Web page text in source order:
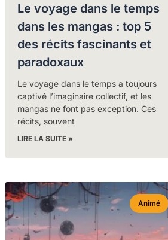
Le voyage dans le temps
dans les mangas : top 5
des récits fascinants et
paradoxaux
Le voyage dans le temps a toujours
captivé l’imaginaire collectif, et les
mangas ne font pas exception. Ces
récits, souvent
LIRE LA SUITE »
Animé